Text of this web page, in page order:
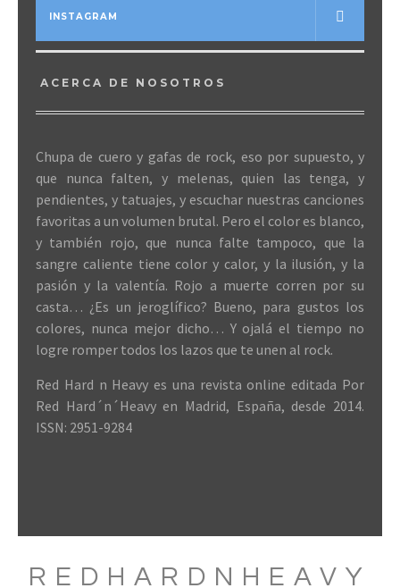
INSTAGRAM
ACERCA DE NOSOTROS
Chupa de cuero y gafas de rock, eso por supuesto, y
que nunca falten, y melenas, quien las tenga, y
pendientes, y tatuajes, y escuchar nuestras canciones
favoritas a un volumen brutal. Pero el color es blanco,
y también rojo, que nunca falte tampoco, que la
sangre caliente tiene color y calor, y la ilusión, y la
pasión y la valentía. Rojo a muerte corren por su
casta… ¿Es un jeroglífico? Bueno, para gustos los
colores, nunca mejor dicho… Y ojalá el tiempo no
logre romper todos los lazos que te unen al rock.
Red Hard n Heavy es una revista online editada Por
Red Hard´n´Heavy en Madrid, España, desde 2014.
ISSN: 2951-9284
REDHARDNHEAVY